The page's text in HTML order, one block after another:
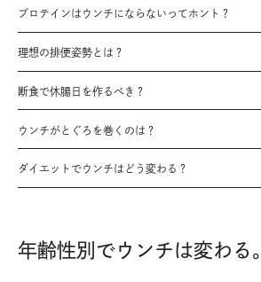
プロテインはウンチにならないってホント？
理想の排便姿勢とは？
断食で休腸日を作るべき？
ウンチがとぐろを巻くのは？
ダイエットでウンチはどう変わる？
年齢性別でウンチは変わる。